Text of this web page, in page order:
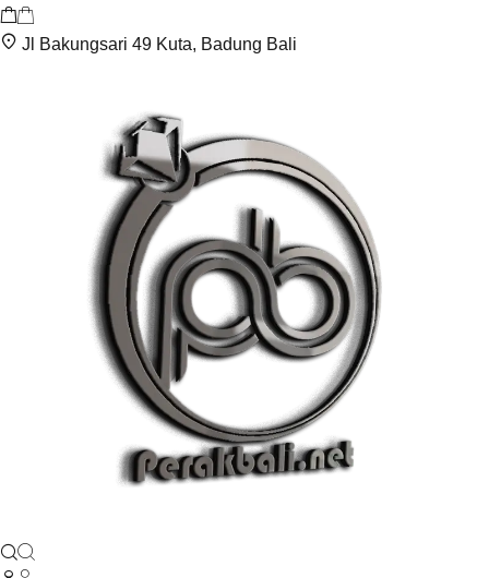
Jl Bakungsari 49 Kuta, Badung Bali